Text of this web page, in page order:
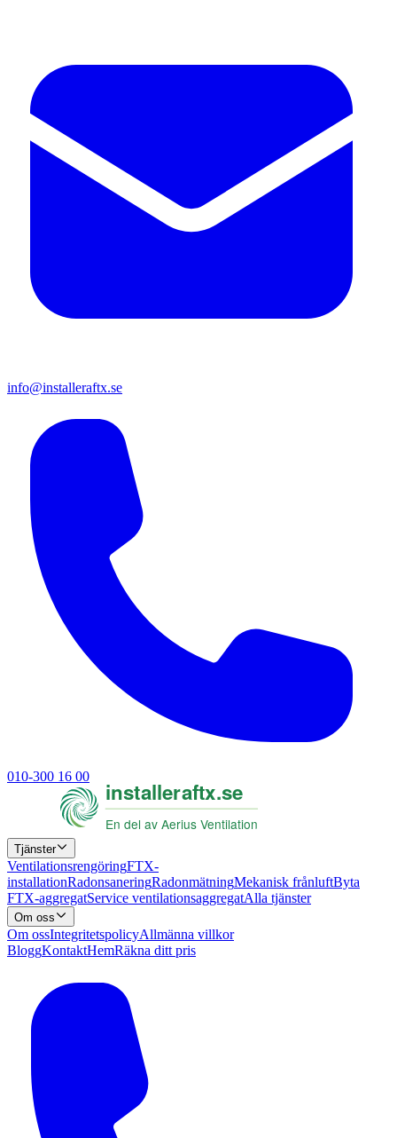
info@installeraftx.se
010-300 16 00
Tjänster
VentilationsrengöringFTX-
installationRadonsaneringRadonmätningMekanisk frånluftByta
FTX-aggregatService ventilationsaggregatAlla tjänster
Om oss
Om ossIntegritetspolicyAllmänna villkor
BloggKontaktHemRäkna ditt pris